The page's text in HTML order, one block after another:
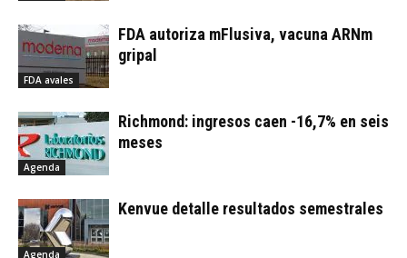
FDA avales
FDA autoriza mFlusiva, vacuna ARNm
gripal
Agenda
Richmond: ingresos caen -16,7% en seis
meses
Agenda
Kenvue detalle resultados semestrales